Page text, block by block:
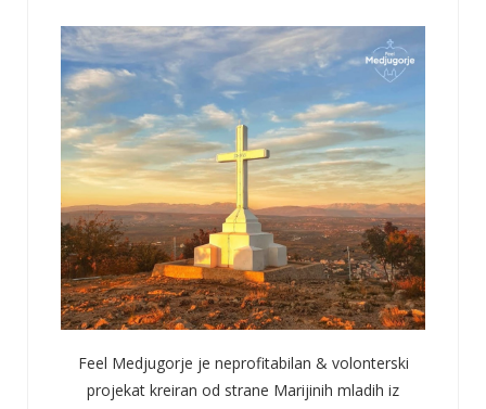
Feel Medjugorje je neprofitabilan & volonterski
projekat kreiran od strane Marijinih mladih iz